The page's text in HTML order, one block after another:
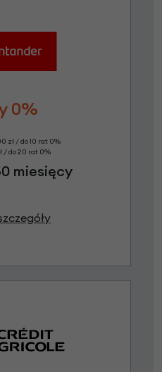
0%
zł / do 10 rat 0%
/ do 20 rat 0%
miesięcy